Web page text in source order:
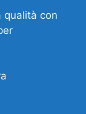
qualità con